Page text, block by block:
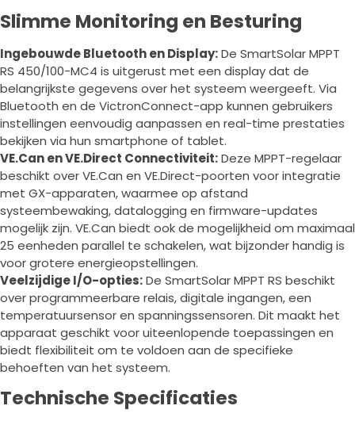
Slimme Monitoring en Besturing
Ingebouwde Bluetooth en Display:De SmartSolar MPPT
RS 450/100-MC4 is uitgerust met een display dat de
belangrijkste gegevens over het systeem weergeeft. Via
Bluetooth en de VictronConnect-app kunnen gebruikers
instellingen eenvoudig aanpassen en real-time prestaties
bekijken via hun smartphone of tablet.
VE.Can en VE.Direct Connectiviteit:Deze MPPT-regelaar
beschikt over VE.Can en VE.Direct-poorten voor integratie
met GX-apparaten, waarmee op afstand
systeembewaking, datalogging en firmware-updates
mogelijk zijn. VE.Can biedt ook de mogelijkheid om maximaal
25 eenheden parallel te schakelen, wat bijzonder handig is
voor grotere energieopstellingen.
Veelzijdige I/O-opties:De SmartSolar MPPT RS beschikt
over programmeerbare relais, digitale ingangen, een
temperatuursensor en spanningssensoren. Dit maakt het
apparaat geschikt voor uiteenlopende toepassingen en
biedt flexibiliteit om te voldoen aan de specifieke
behoeften van het systeem.
Technische Specificaties